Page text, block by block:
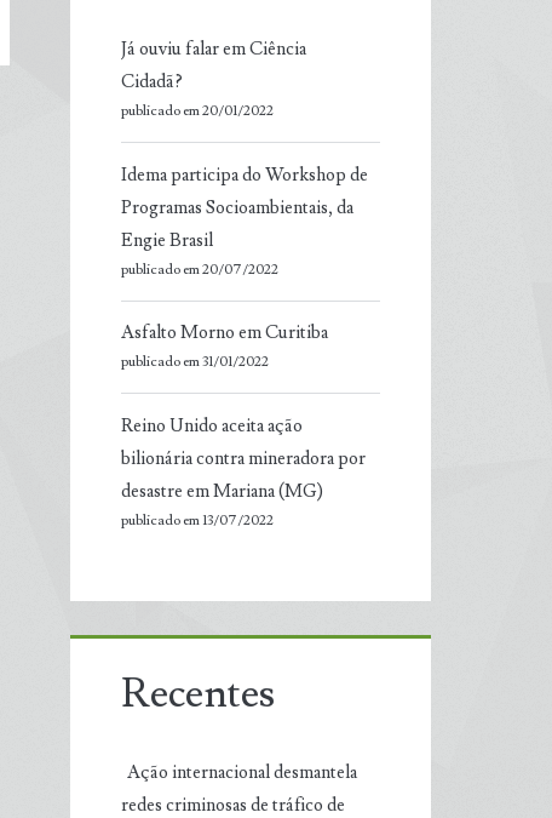
Já ouviu falar em Ciência
Cidadã?
publicado em 20/01/2022
Idema participa do Workshop de
Programas Socioambientais, da
Engie Brasil
publicado em 20/07/2022
Asfalto Morno em Curitiba
publicado em 31/01/2022
Reino Unido aceita ação
bilionária contra mineradora por
desastre em Mariana (MG)
publicado em 13/07/2022
Recentes
Ação internacional desmantela
redes criminosas de tráfico de